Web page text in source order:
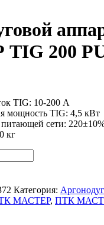
200
TIG: 10-200 А
мощность TIG: 4,5 кВт
сети:
кг
Категория:
МАСТЕР, ПТК